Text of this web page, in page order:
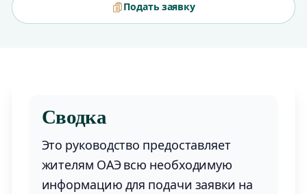
Подать заявку
Сводка
Это руководство предоставляет
жителям ОАЭ всю необходимую
информацию для подачи заявки на